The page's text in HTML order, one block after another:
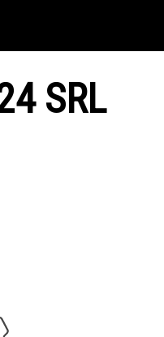
SRL